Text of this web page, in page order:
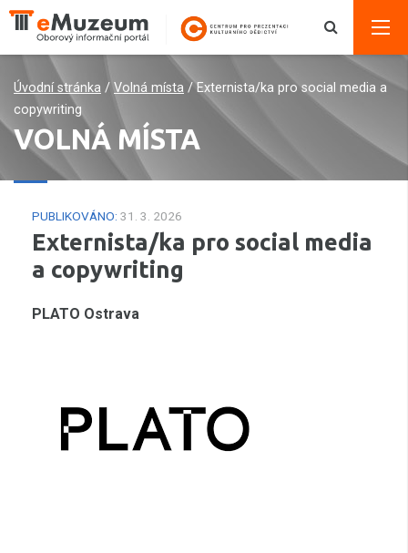
Úvodní stránka / Volná místa /Externista/ka pro social media a
copywriting
VOLNÁ MÍSTA
PUBLIKOVÁNO: 31. 3. 2026
Externista/ka pro social media
a copywriting
PLATO Ostrava